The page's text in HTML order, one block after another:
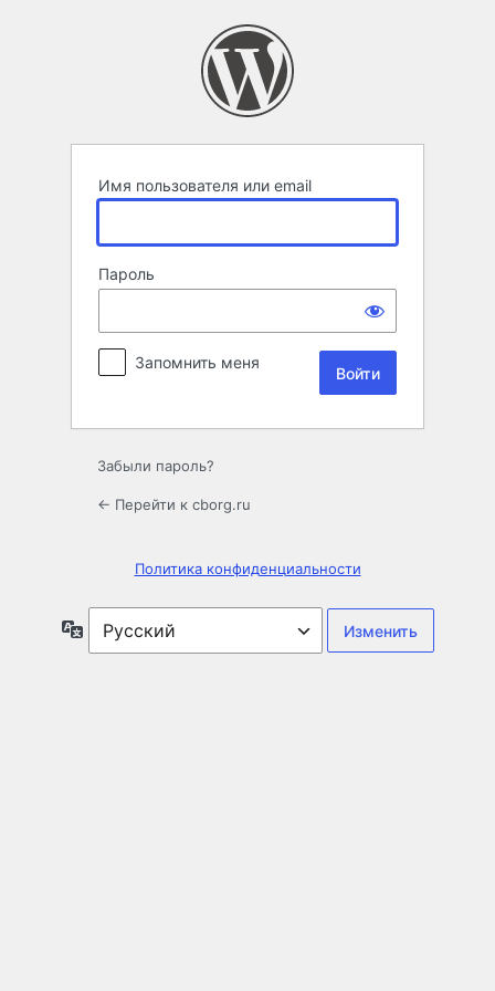
Имя пользователя или email
Пароль
Запомнить меня
Забыли пароль?
← Перейти к cborg.ru
Политика конфиденциальности
Язык